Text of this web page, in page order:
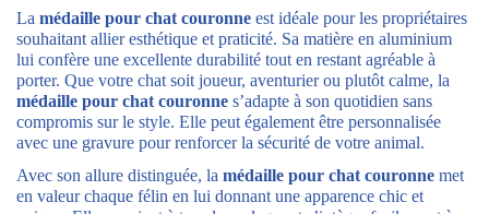
La médaille pour chat couronne est idéale pour les propriétaires
souhaitant allier esthétique et praticité. Sa matière en aluminium
lui confère une excellente durabilité tout en restant agréable à
porter. Que votre chat soit joueur, aventurier ou plutôt calme, la
médaille pour chat couronne s’adapte à son quotidien sans
compromis sur le style. Elle peut également être personnalisée
avec une gravure pour renforcer la sécurité de votre animal.
Avec son allure distinguée, la médaille pour chat couronne met
en valeur chaque félin en lui donnant une apparence chic et